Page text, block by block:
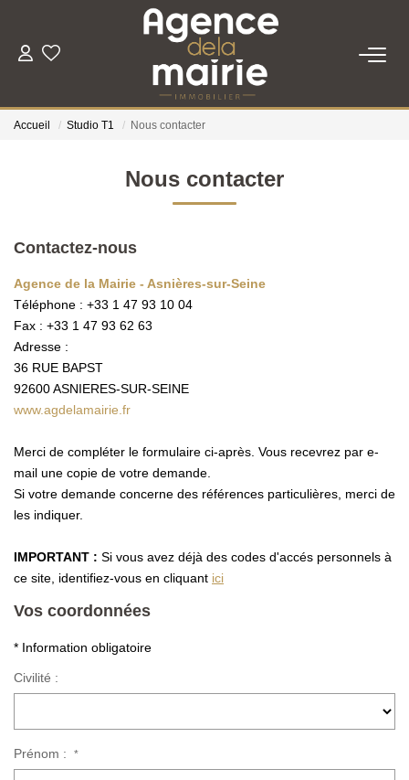
TRANSACTION
ESTIMATION
NOTRE AGENCE
Nous Rejoindre
CONTACT
Accueil Studio T1 Nous contacter
Nous contacter
Contactez-nous
Agence de la Mairie - Asnières-sur-Seine
Téléphone : +33 1 47 93 10 04
Fax : +33 1 47 93 62 63
Adresse :
36 RUE BAPST
92600ASNIERES-SUR-SEINE
www.agdelamairie.fr
Merci de compléter le formulaire ci-après. Vous recevrez par e-
mail une copie de votre demande.
Si votre demande concerne des références particulières, merci de
les indiquer.
IMPORTANT : Si vous avez déjà des codes d'accés personnels à
ce site, identifiez-vous en cliquant ici
Vos coordonnées
* Information obligatoire
Civilité :
Prénom : *